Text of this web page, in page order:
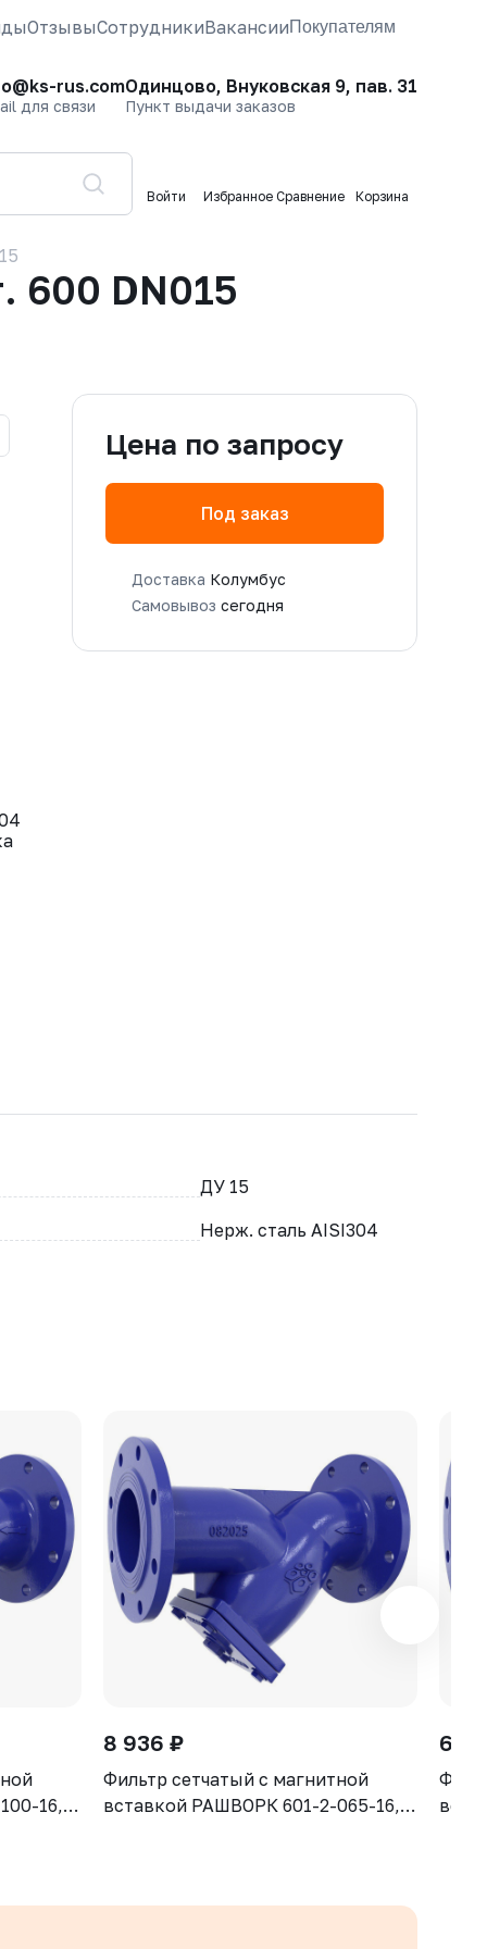
ОтзывыСотрудникиВакансииПокупателям
rus.com
для связи
Одинцово, Внуковская 9, пав. 31
Пункт выдачи заказов
Войти Избранное Сравнение Корзина
600 DN015
Цена по запросу
Под заказ
Доставка Колумбус
Самовывоз сегодня
ДУ 15
Нерж. сталь AISI304
16,
8 936 ₽
Фильтр сетчатый с магнитной
вставкой РАШВОРК 601-2-065-16,
6